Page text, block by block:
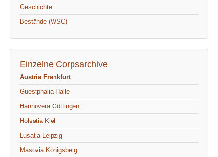
Geschichte
Bestände (WSC)
Einzelne Corpsarchive
Austria Frankfurt
Guestphalia Halle
Hannovera Göttingen
Holsatia Kiel
Lusatia Leipzig
Masovia Königsberg